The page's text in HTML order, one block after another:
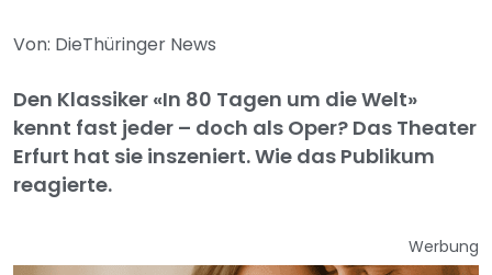
Von: DieThüringer News
Den Klassiker «In 80 Tagen um die Welt»
kennt fast jeder – doch als Oper? Das Theater
Erfurt hat sie inszeniert. Wie das Publikum
reagierte.
Werbung